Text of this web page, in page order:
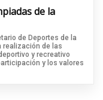
de la
de Deportes de la
realización de las
y recreativo
y los valores